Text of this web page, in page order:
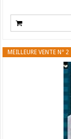
MEILLEURE VENTE N° 2